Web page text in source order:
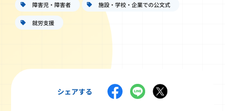
障害児・障害者 施設・学校・企業での公文式
就労支援
シェアする